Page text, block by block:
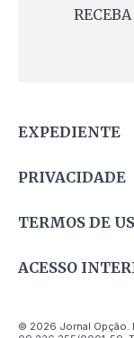
EXPEDIENTE
PRIVACIDADE
TERMOS DE
ACESSO
© 2026 Jornal Opção.